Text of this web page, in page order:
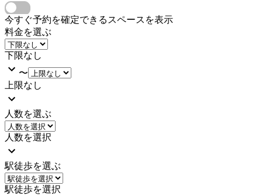
今すぐ予約を確定できるスペースを表示
料金を選ぶ
下限なし
〜
上限なし
人数を選ぶ
人数を選択
駅徒歩を選ぶ
駅徒歩を選択